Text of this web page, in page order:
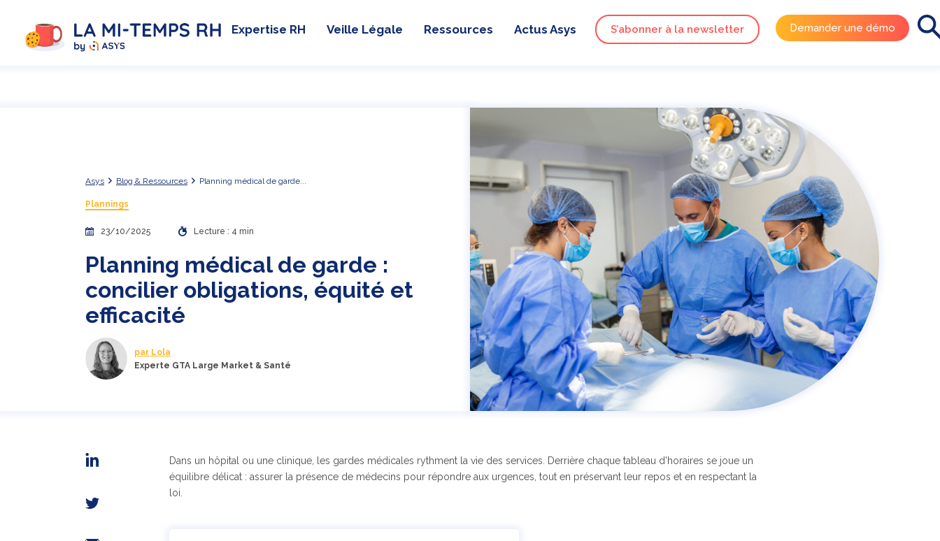
Expertise RH Veille Légale Ressources Actus Asys S’abonner à la newsletter Demander une démo
Asys Blog & Ressources Planning médical de garde...
Plannings
23/10/2025 Lecture : 4 min
Planning médical de garde :
concilier obligations, équité et
efficacité
par Lola
Experte GTA Large Market & Santé
Dans un hôpital ou une clinique, les gardes médicales rythment la vie des services. Derrière chaque tableau d’horaires se joue un
équilibre délicat : assurer la présence de médecins pour répondre aux urgences, tout en préservant leur repos et en respectant la
loi.